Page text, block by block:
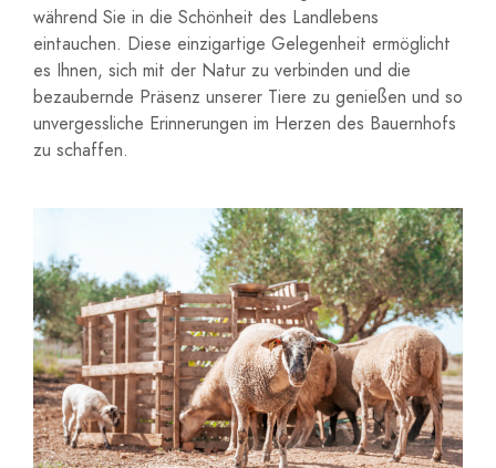
während Sie in die Schönheit des Landlebens
eintauchen. Diese einzigartige Gelegenheit ermöglicht
es Ihnen, sich mit der Natur zu verbinden und die
bezaubernde Präsenz unserer Tiere zu genießen und so
unvergessliche Erinnerungen im Herzen des Bauernhofs
zu schaffen.